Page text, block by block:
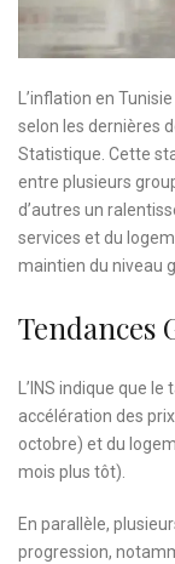
L’inflation en
selon les dernières
Statistique. Cette
entre plusieurs
d’autres un
services et du
maintien du niveau
Tendances
L’INS indique que
accélération des
octobre) et du
mois plus tôt).
En parallèle,
progression,